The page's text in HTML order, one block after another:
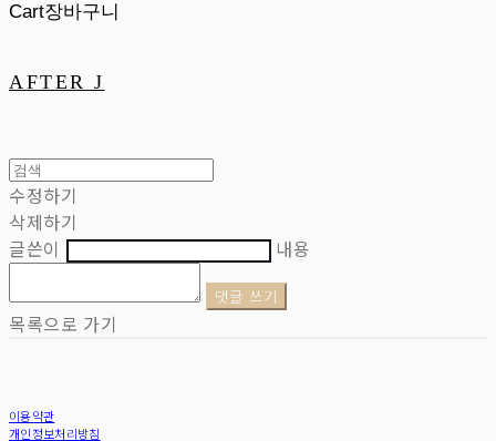
Cart장바구니
AFTER J
수정하기
삭제하기
글쓴이
내용
댓글 쓰기
목록으로 가기
이용약관
개인정보처리방침